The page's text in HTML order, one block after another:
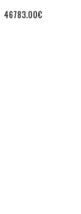
46783.00€